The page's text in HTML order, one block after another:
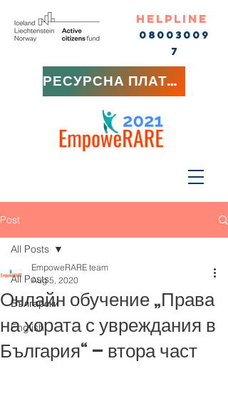
HELPLINE
08003009
7
РЕСУРСНА ПЛАТФОРМА
Post
All Posts
Български
English
All Posts
Онлайн обучение „Права
на хората с увреждания в
България“ – втора част
EmpoweRARE team
Aug 5, 2020